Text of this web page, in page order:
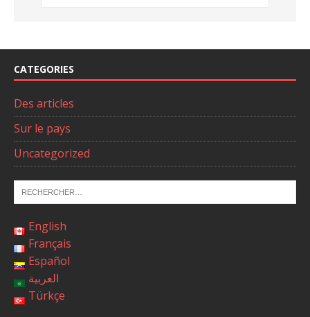
CATEGORIES
Des articles
Sur le pays
Uncategorized
English
Français
Español
العربية
Türkçe